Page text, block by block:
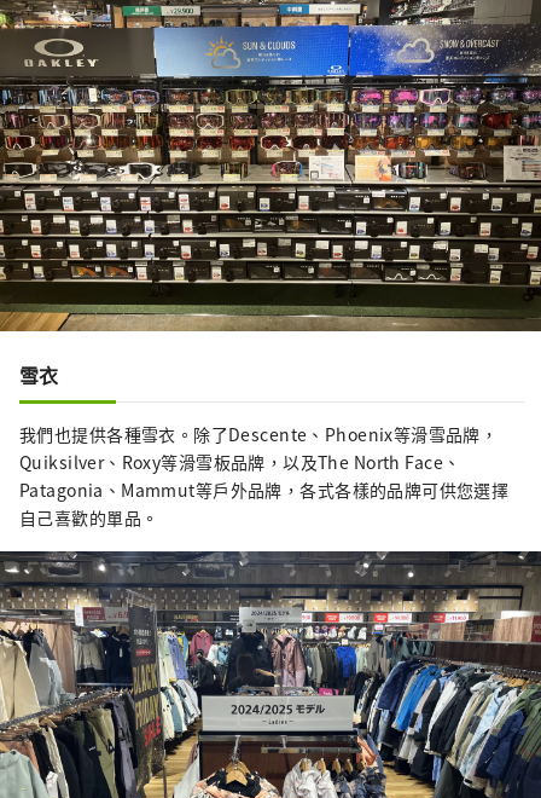
雪衣
我們也提供各種雪衣。除了Descente、Phoenix等滑雪品牌，
Quiksilver、Roxy等滑雪板品牌，以及The North Face、
Patagonia、Mammut等戶外品牌，各式各樣的品牌可供您選擇
自己喜歡的單品。